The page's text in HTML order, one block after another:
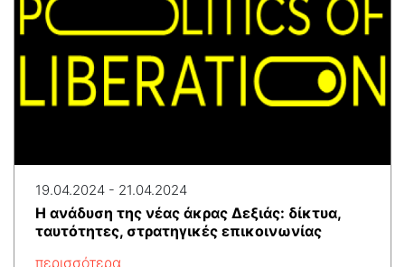
19.04.2024 - 21.04.2024
Η ανάδυση της νέας άκρας Δεξιάς: δίκτυα,
ταυτότητες, στρατηγικές επικοινωνίας
περισσότερα